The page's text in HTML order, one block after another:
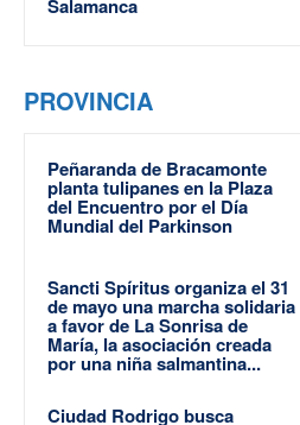
Salamanca
PROVINCIA
Peñaranda de Bracamonte
planta tulipanes en la Plaza
del Encuentro por el Día
Mundial del Parkinson
Sancti Spíritus organiza el 31
de mayo una marcha solidaria
a favor de La Sonrisa de
María, la asociación creada
por una niña salmantina...
Ciudad Rodrigo busca